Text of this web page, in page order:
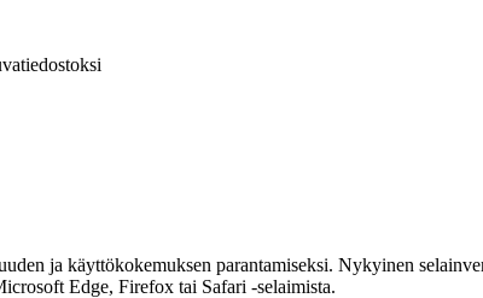
ja käyttökokemuksen parantamiseksi. Nykyinen
Edge, Firefox tai Safari -selaimista.